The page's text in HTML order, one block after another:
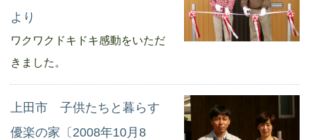
より
ワクワクドキドキ感動をいただ
きました。
上田市 子供たちと暮らす
優楽の家〔2008年10月8